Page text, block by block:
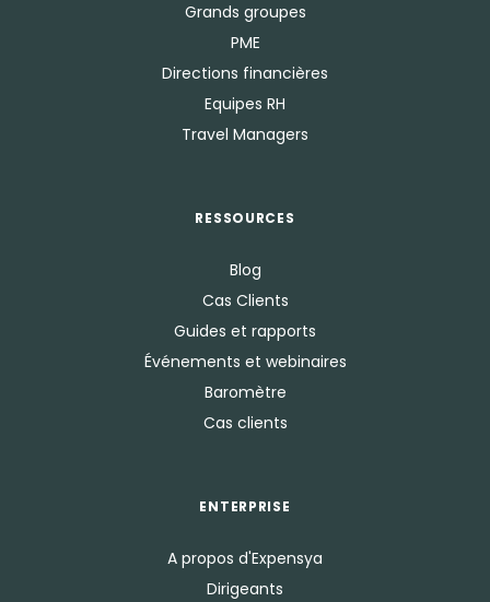
Grands groupes
PME
Directions financières
Equipes RH
Travel Managers
RESSOURCES
Blog
Cas Clients
Guides et rapports
Événements et webinaires
Baromètre
Cas clients
ENTERPRISE
A propos d'Expensya
Dirigeants